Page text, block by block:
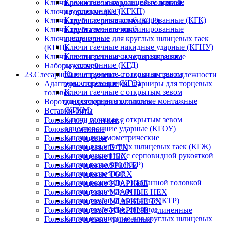
Ключи рожковые с карданной головкой
Ключи торцевые (КТ)
Ключи трубные рычажные (КТР)
Ключи трубчатые, свечные
Ключи шарнирные для круглых шлицевых гаек
(КГШ)
Ключи шестигранные и четырехгранные
Наборы ключей
23.Слесарный инструмент - головки и принадлежности
Адаптеры, переходники, шарниры для торцевых
головок
Воротки для торцевых головок
Вставки-биты
Головки под монтажку
Головки сменные
Головки торцевые
Головки торцевые E-TX
Головки торцевые HEX
Головки торцевые SPLINE
Головки торцевые TORX
Головки торцевые УДАРНЫЕ
Головки торцевые УДАРНЫЕ HEX
Головки торцевые УДАРНЫЕ TX
Головки торцевые УДАРНЫЕ удлиненные
Головки торцевые удлиненные
Ключи гаечные кольцевые прямые
двухсторонние (КГКП)
Ключи гаечные комбинированные (КГК)
Ключи гаечные комбинированные
трещеточные
Ключи гаечные накидные ударные (КГНУ)
Ключи гаечные с открытым зевом
двухсторонние (КГД)
Ключи гаечные с открытым зевом
односторонние (КГО)
Ключи гаечные с открытым зевом
односторонние коликовые монтажные
(КГКМ)
Ключи гаечные с открытым зевом
односторонние ударные (КГОУ)
Ключи динамометрические
Ключи для круглых шлицевых гаек (КГЖ)
Ключи накидные с серповидной рукояткой
Ключи разводные (КР)
Ключи разрезные
Ключи рожковые с карданной головкой
Ключи торцевые (КТ)
Ключи трубные рычажные (КТР)
Ключи трубчатые, свечные
Ключи шарнирные для круглых шлицевых